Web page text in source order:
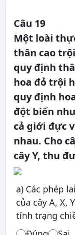
Câu 19
Một loài
thân cao
quy định
hoa đỏ trội
quy định
đột biến
cả giới đực
nhau. Cho
cây Y, thu
a) Các phép
của cây A, X,
tính trạng